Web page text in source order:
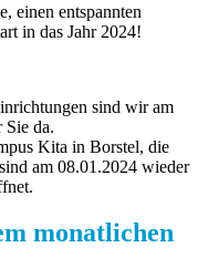
einen entspannten
in das Jahr 2024!
sind wir am
da.
Kita in Borstel, die
am 08.01.2024 wieder
monatlichen